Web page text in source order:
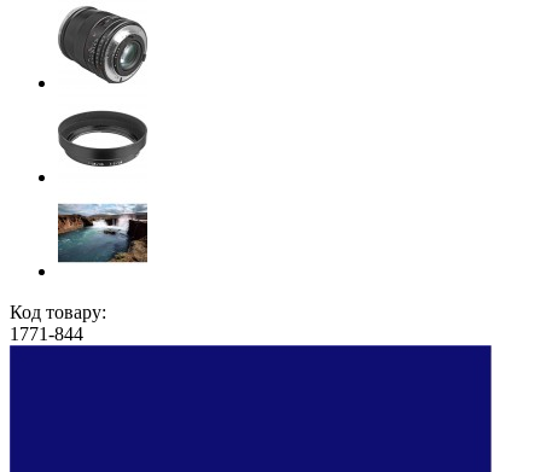
Код товару:
1771-844